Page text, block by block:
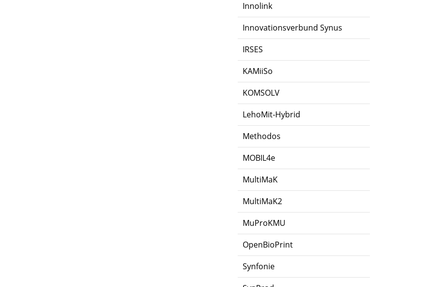
Innolink
Innovationsverbund Synus
IRSES
KAMiiSo
KOMSOLV
LehoMit-Hybrid
Methodos
MOBIL4e
MultiMaK
MultiMaK2
MuProKMU
OpenBioPrint
Synfonie